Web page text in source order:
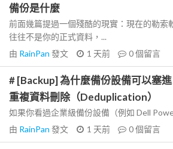
備份是什麼
前面幾篇提過一個殘酷的現實：現在的勒索
往往不是你的正式資料，...
由 RainPan 發文 1 天前 0個留言
# [Backup] 為什麼備份設備可以塞
重複資料刪除（Deduplication）
如果你看過企業級備份設備（例如 Dell
由 RainPan 發文 1 天前 0個留言